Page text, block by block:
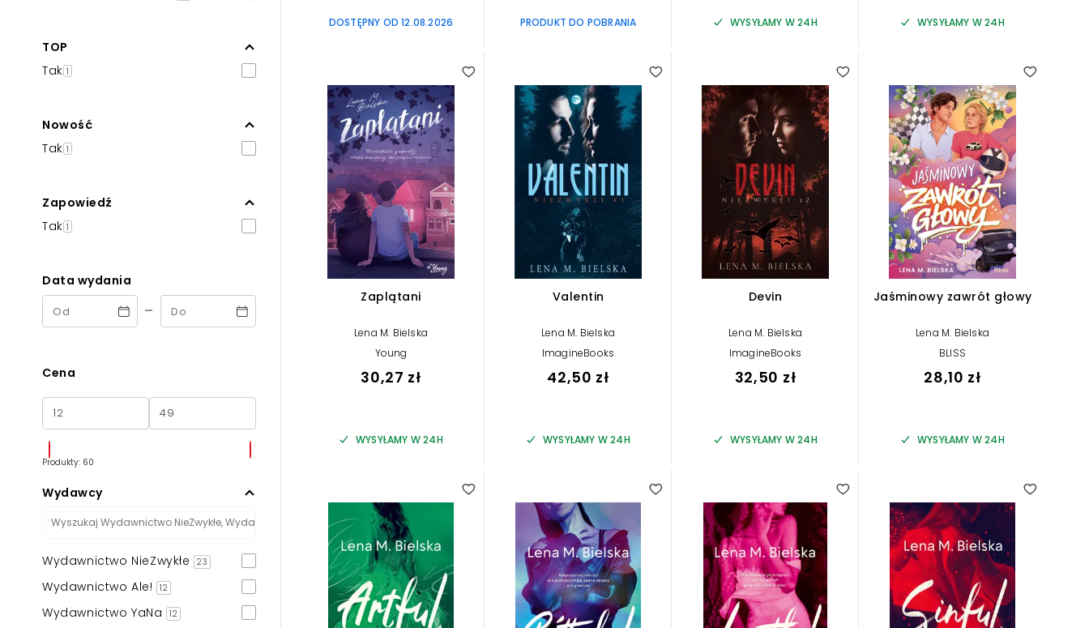
TOP
Tak 1
Nowość
Tak 1
Zapowiedź
Tak 1
Data wydania
-
Cena
Produkty: 60
Wydawcy
Wydawnictwo NieZwykłe 23
Wydawnictwo Ale! 12
Wydawnictwo YaNa 12
DOSTĘPNY OD 12.08.2026 PRODUKT DO POBRANIA WYSYŁAMY W 24H WYSYŁAMY W 24H
Zaplątani
Lena M. Bielska
Young
30,27 zł
WYSYŁAMY W 24H
Valentin
Lena M. Bielska
ImagineBooks
42,50 zł
WYSYŁAMY W 24H
Devin
Lena M. Bielska
ImagineBooks
32,50 zł
WYSYŁAMY W 24H
Jaśminowy zawrót głowy
Lena M. Bielska
BLISS
28,10 zł
WYSYŁAMY W 24H